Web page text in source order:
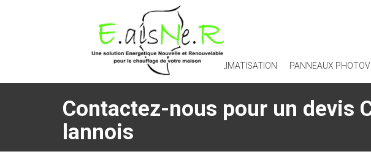
POMPE À CHALEUR ET CLIMATISATION PANNEAUX
Contactez-nous pour un devis
lannois